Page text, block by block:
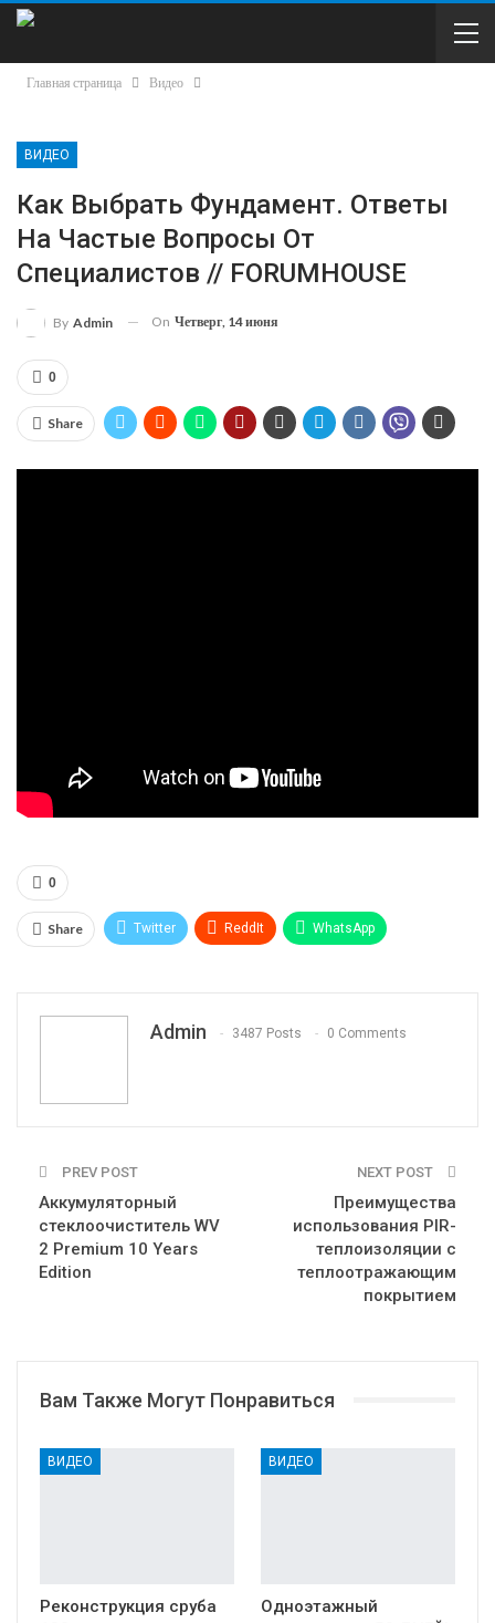
Главная страница Видео
ВИДЕО
Как Выбрать Фундамент. Ответы
На Частые Вопросы От
Специалистов // FORUMHOUSE
By Admin On Четверг, 14 июня
0
Share
0
Share Twitter ReddIt WhatsApp
Admin 3487 Posts 0 Comments
PREV POST
Аккумуляторный
стеклоочиститель WV
2 Premium 10 Years
Edition
NEXT POST
Преимущества
использования PIR-
теплоизоляции с
теплоотражающим
покрытием
Вам Также Могут Понравиться
ВИДЕО
Реконструкция сруба
ВИДЕО
Одноэтажный